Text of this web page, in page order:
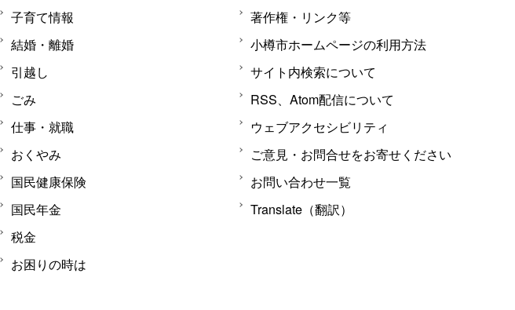
子育て情報
結婚・離婚
引越し
ごみ
仕事・就職
おくやみ
国民健康保険
国民年金
税金
お困りの時は
著作権・リンク等
小樽市ホームページの利用方法
サイト内検索について
RSS、Atom配信について
ウェブアクセシビリティ
ご意見・お問合せをお寄せください
お問い合わせ一覧
Translate（翻訳）